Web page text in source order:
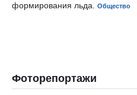
формирования льда.
Общество
Фоторепортажи